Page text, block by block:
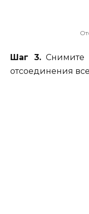
Шаг 3.Снимите
отсоединения